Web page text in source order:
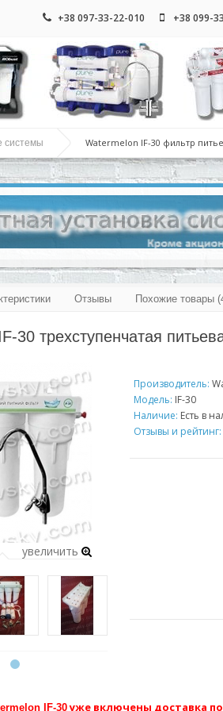
+38 097-33-22-010 +38 099-
системы Watermelon IF-30 фильтр
Отзывы Похожие товары
30 трехступенчатая
увеличить
Производитель:
Модель: IF-30
Наличие: Есть в
Отзывы и рейтинг:
IF-30уже включены доставка